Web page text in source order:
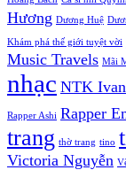
Hương Dương Huệ
Khám phá thế giới tuyệt vời
Music Travels Mãi
nhạc NTK
Rapper Ashi Rapper
trang thờ trang tino
Victoria Nguyễn